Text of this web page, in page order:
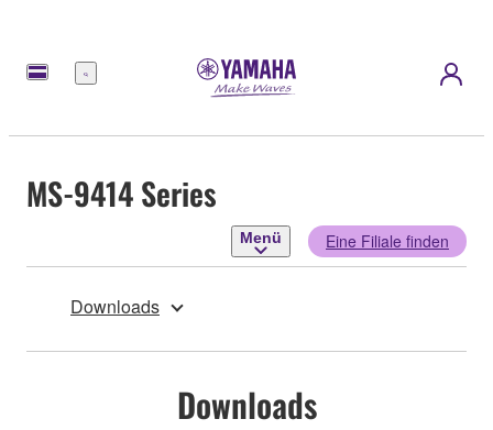
Menü
MS-9414 Series
Menü Eine Filiale finden
Downloads
Downloads